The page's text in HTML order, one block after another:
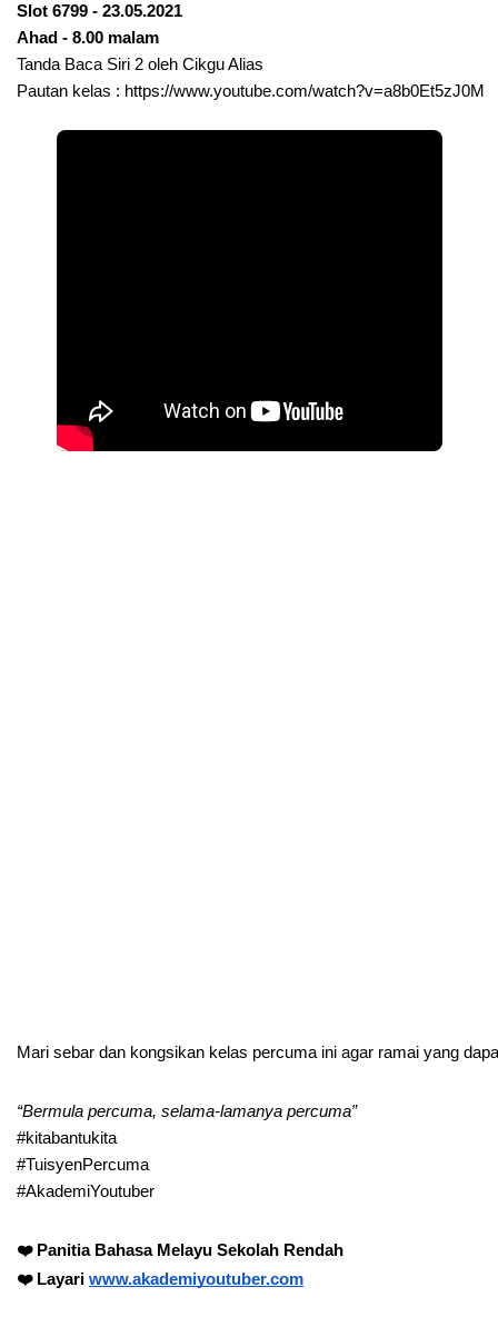
Slot 6799 - 23.05.2021
Ahad - 8.00 malam
Tanda Baca Siri 2 oleh Cikgu Alias
Pautan kelas : https://www.youtube.com/watch?v=a8b0Et5zJ0M
Mari sebar dan kongsikan kelas percuma ini agar ramai yang
“Bermula percuma, selama-lamanya percuma”
#kitabantukita
#TuisyenPercuma
#AkademiYoutuber
❤️ Panitia Bahasa Melayu Sekolah Rendah
❤️ Layari www.akademiyoutuber.com